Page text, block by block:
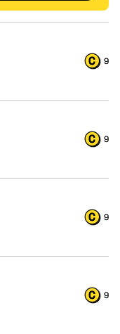
9
9
9
9